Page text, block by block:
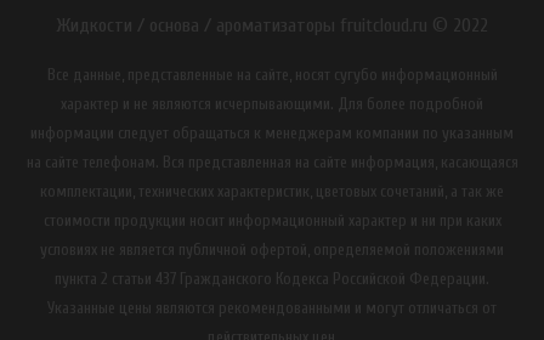
Жидкости / основа / ароматизаторы fruitcloud.ru © 2022
Все данные, представленные на сайте, носят сугубо информационный
характер и не являются исчерпывающими. Для более подробной
информации следует обращаться к менеджерам компании по указанным
на сайте телефонам. Вся представленная на сайте информация, касающаяся
комплектации, технических характеристик, цветовых сочетаний, а так же
стоимости продукции носит информационный характер и ни при каких
условиях не является публичной офертой, определяемой положениями
пункта 2 статьи 437 Гражданского Кодекса Российской Федерации.
Указанные цены являются рекомендованными и могут отличаться от